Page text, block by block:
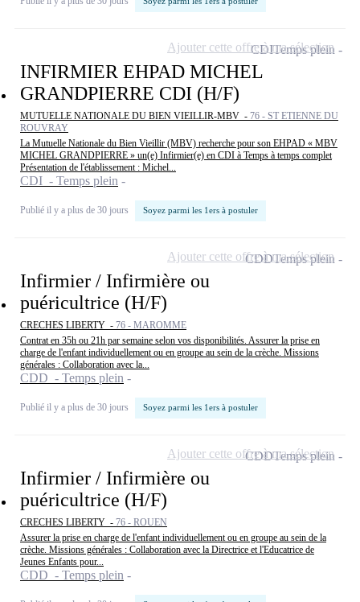
INFIRMIER EHPAD MICHEL
GRANDPIERRE CDI (H/F)
MUTUELLE NATIONALE DU BIEN VIEILLIR-MBV - 76 - ST ETIENNE DU
ROUVRAY
La Mutuelle Nationale du Bien Vieillir (MBV) recherche pour son EHPAD « MBV
MICHEL GRANDPIERRE » un(e) Infirmier(e) en CDI à Temps à temps complet
Présentation de l'établissement : Michel...
CDI - Temps plein
Publié il y a plus de 30 jours Soyez parmi les 1ers à postuler
CDITemps plein
Ajouter cette offre à ma sélection
Infirmier / Infirmière ou
puéricultrice (H/F)
CRECHES LIBERTY - 76 - MAROMME
Contrat en 35h ou 21h par semaine selon vos disponibilités. Assurer la prise en
charge de l'enfant individuellement ou en groupe au sein de la crèche. Missions
générales : Collaboration avec la...
CDD - Temps plein
Publié il y a plus de 30 jours Soyez parmi les 1ers à postuler
CDDTemps plein
Ajouter cette offre à ma sélection
Infirmier / Infirmière ou
puéricultrice (H/F)
CRECHES LIBERTY - 76 - ROUEN
Assurer la prise en charge de l'enfant individuellement ou en groupe au sein de la
crèche. Missions générales : Collaboration avec la Directrice et l'Educatrice de
Jeunes Enfants pour...
CDD - Temps plein
CDDTemps plein
Ajouter cette offre à ma sélection